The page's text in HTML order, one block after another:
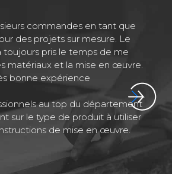
commandes en tant que
des projets sur mesure. Le
toujours pris le temps de me
matériaux et la mise en œuvre.
bonne expérience
au top du département
sur le type de produit à utiliser
de mise en œuvre.